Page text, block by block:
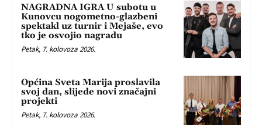
NAGRADNA IGRA U subotu u
Kunovcu nogometno-glazbeni
spektakl uz turnir i Mejaše, evo
tko je osvojio nagradu
Petak, 7. kolovoza 2026.
Općina Sveta Marija proslavila
svoj dan, slijede novi značajni
projekti
Petak, 7. kolovoza 2026.